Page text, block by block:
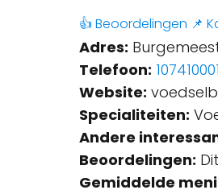
👍 Beoordelingen 📌
Adres:
Telefoon: 107410001
Website:
Specialiteiten:
Andere
Beoordelingen:
Gemiddelde